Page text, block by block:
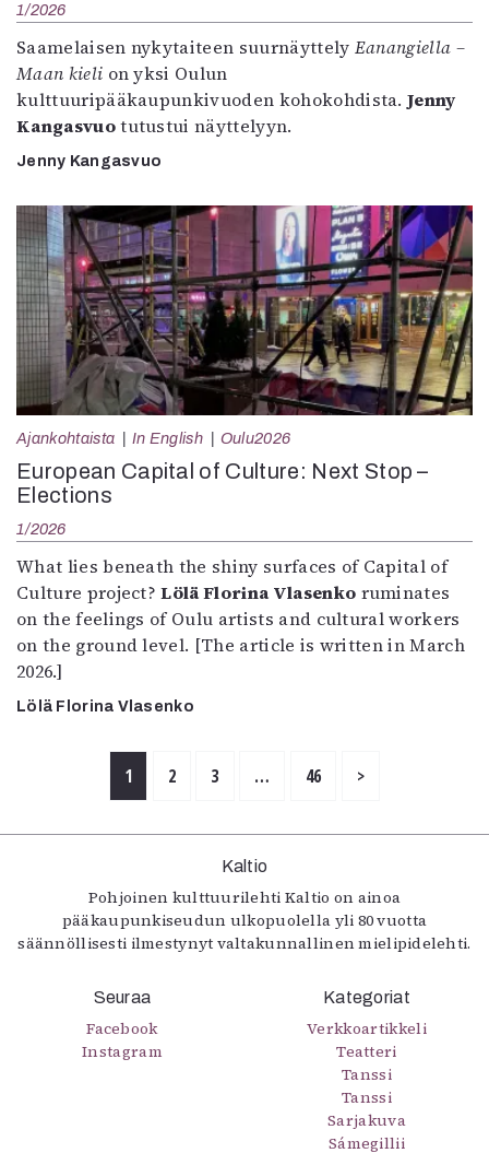
1/2026
Saamelaisen nykytaiteen suurnäyttely Eanangiella –
Maan kieli on yksi Oulun
kulttuuripääkaupunkivuoden kohokohdista.Jenny
Kangasvuotutustui näyttelyyn.
Jenny Kangasvuo
Ajankohtaista In English Oulu2026
European Capital of Culture: Next Stop –
Elections
1/2026
What lies beneath the shiny surfaces of Capital of
Culture project?Lölä Florina Vlasenko ruminates
on the feelings of Oulu artists and cultural workers
on the ground level. [The article is written in March
2026.]
Lölä Florina Vlasenko
1 2 3 … 46 >
Kaltio
Pohjoinen kulttuurilehti Kaltio on ainoa
pääkaupunkiseudun ulkopuolella yli 80 vuotta
säännöllisesti ilmestynyt valtakunnallinen mielipidelehti.
Seuraa
Facebook
Instagram
Kategoriat
Verkkoartikkeli
Teatteri
Tanssi
Tanssi
Sarjakuva
Sámegillii